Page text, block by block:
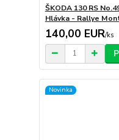
ŠKODA 130 RS
Hlávka - Rallye
140,00 EUR/ks
Novinka